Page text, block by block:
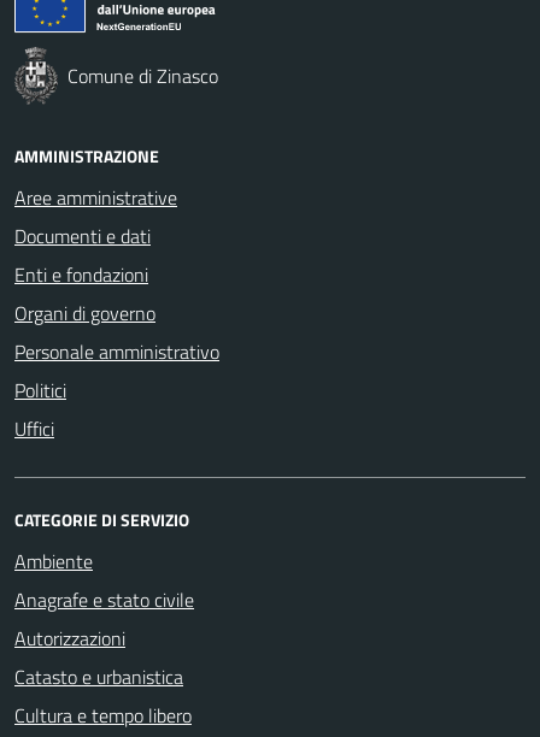
Comune di Zinasco
AMMINISTRAZIONE
Aree amministrative
Documenti e dati
Enti e fondazioni
Organi di governo
Personale amministrativo
Politici
Uffici
CATEGORIE DI SERVIZIO
Ambiente
Anagrafe e stato civile
Autorizzazioni
Catasto e urbanistica
Cultura e tempo libero